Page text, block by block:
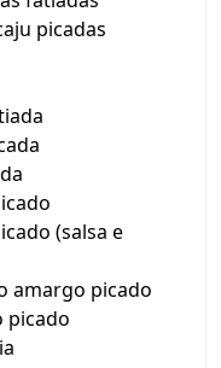
picadas
(salsa e
amargo picado
picado